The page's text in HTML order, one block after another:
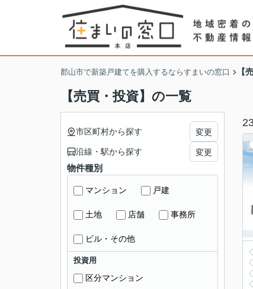
郡山市で新築戸建てを購入するならすまいの窓口 【
【売買・投資】の一覧
市区町村から探す 変更
沿線・駅から探す 変更
物件種別
マンション 戸建
土地 店舗 事務所
ビル・その他
投資用
区分マンション